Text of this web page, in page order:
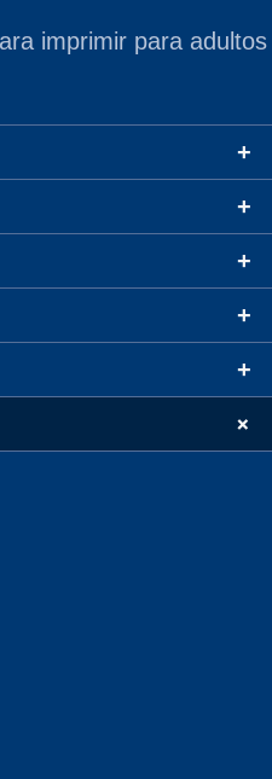
imprimir para adultos
+
+
+
+
+
+